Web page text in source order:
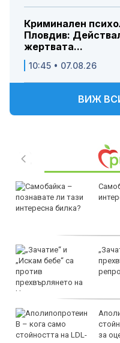
Криминален
Пловдив:
жертвата...
10:45 • 07.08.26
ВИЖ
за